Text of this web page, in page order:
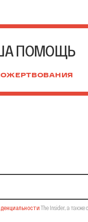
ПОМОЩЬ
The Insider, а также